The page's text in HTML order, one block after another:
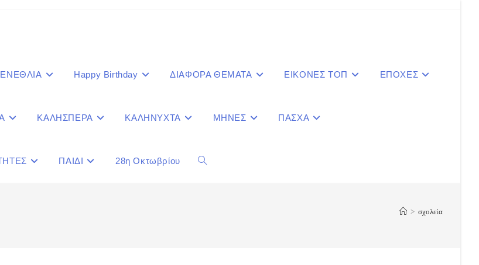
Happy Birthday ΔΙΑΦΟΡΑ ΘΕΜΑΤΑ ΕΙΚΟΝΕΣ ΤΟΠ ΕΠΟΧΕΣ
ΚΑΛΗΣΠΕΡΑ ΚΑΛΗΝΥΧΤΑ ΜΗΝΕΣ ΠΑΣΧΑ
ΠΑΙΔΙ 28η Οκτωβρίου Toggle
> σχολεία